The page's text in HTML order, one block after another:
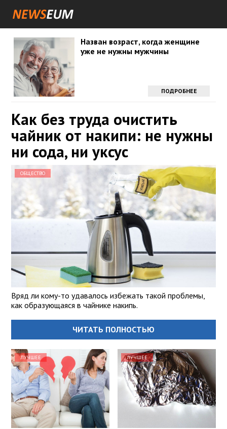
Назван возраст, когда женщине
уже не нужны мужчины
ПОДРОБНЕЕ
Как без труда очистить
чайник от накипи: не нужны
ни сода, ни уксус
ОБЩЕСТВО
Вряд ли кому-то удавалось избежать такой проблемы,
как образующаяся в чайнике накипь.
ЧИТАТЬ ПОЛНОСТЬЮ
ЛУЧШЕЕ ЛУЧШЕЕ